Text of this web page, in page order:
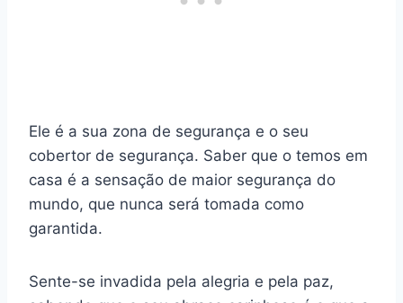
Ele é a sua zona de segurança e o seu
cobertor de segurança. Saber que o temos em
casa é a sensação de maior segurança do
mundo, que nunca será tomada como
garantida.
Sente-se invadida pela alegria e pela paz,